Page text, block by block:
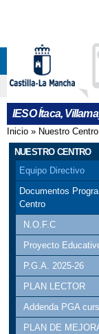
IESO Ítaca,
Se
Inicio » Nuestro Centro
NUESTRO CENTRO
Equipo Directivo
Documentos
Centro
N.O.F.C
Proyecto
P.G.A. 2025-26
PLAN LECTOR
Addenda PGA
PLAN DE